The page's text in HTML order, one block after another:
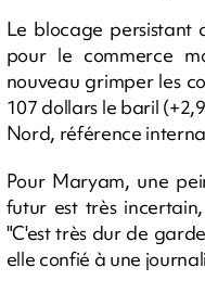
Le blocage persistant
pour le commerce
nouveau grimper les
107 dollars le baril
Nord, référence
Pour Maryam, une
futur est très
"C'est très dur de
elle confié à une